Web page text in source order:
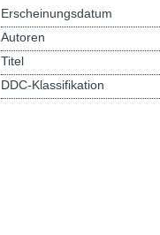
Erscheinungsdatum
Autoren
Titel
DDC-Klassifikation